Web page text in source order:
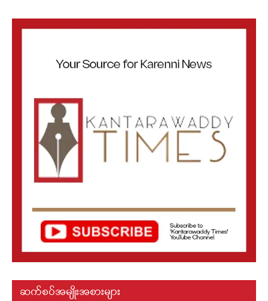
ဆက်စပ်အမျိုးအစားများ